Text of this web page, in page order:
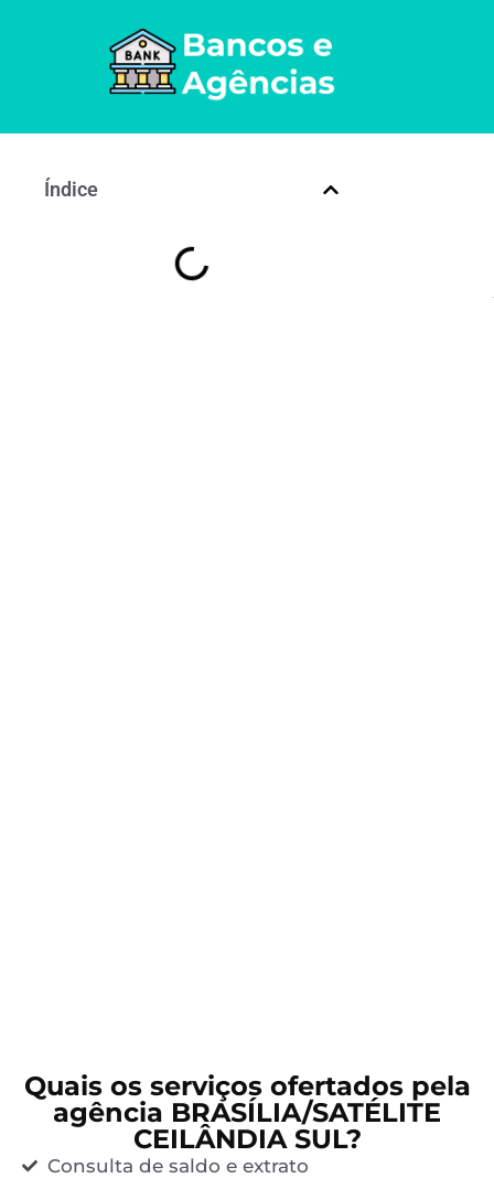
Índice
Quais os serviços ofertados pela
agência BRASÍLIA/SATÉLITE
CEILÂNDIA SUL?
Consulta de saldo e extrato